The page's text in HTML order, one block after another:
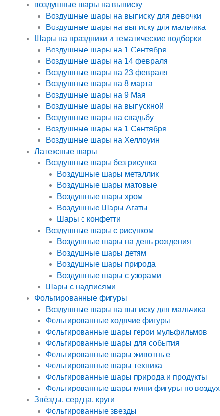
воздушные шары на выписку
Воздушные шары на выписку для девочки
Воздушные шары на выписку для мальчика
Шары на праздники и тематические подборки
Воздушные шары на 1 Сентября
Воздушные шары на 14 февраля
Воздушные шары на 23 февраля
Воздушные шары на 8 марта
Воздушные шары на 9 Мая
Воздушные шары на выпускной
Воздушные шары на свадьбу
Воздушные шары на 1 Сентября
Воздушные шары на Хеллоуин
Латексные шары
Воздушные шары без рисунка
Воздушные шары металлик
Воздушные шары матовые
Воздушные шары хром
Воздушные Шары Агаты
Шары с конфетти
Воздушные шары с рисунком
Воздушные шары на день рождения
Воздушные шары детям
Воздушные шары природа
Воздушные шары с узорами
Шары с надписями
Фольгированные фигуры
Воздушные шары на выписку для мальчика
Фольгированные ходячие фигуры
Фольгированные шары герои мульфильмов
Фольгированные шары для события
Фольгированные шары животные
Фольгированные шары техника
Фольгированные шары природа и продукты
Фольгированные шары мини фигуры по воздух
Звёзды, сердца, круги
Фольгированные звезды